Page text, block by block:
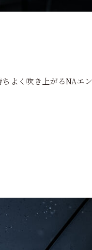
よく吹き上がるNAエン